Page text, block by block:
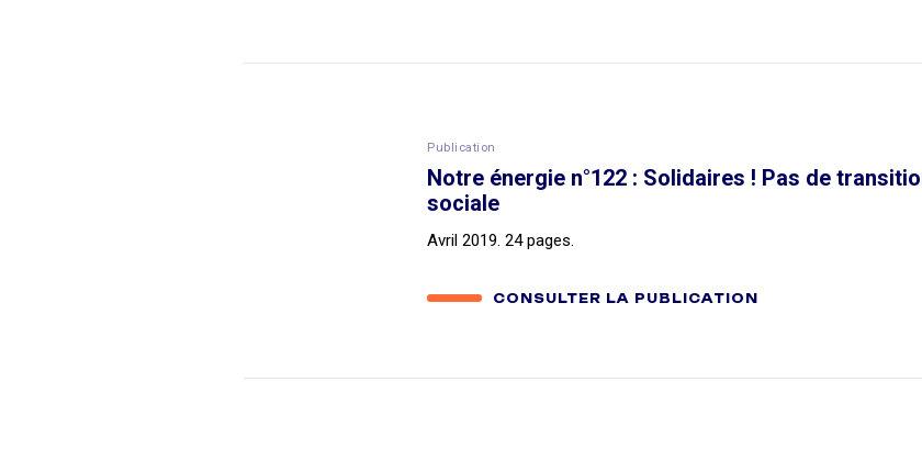
Publication
Notre énergie n°122 : Solidaires ! Pas de
sociale
Avril 2019. 24 pages.
CONSULTER LA PUBLICATION